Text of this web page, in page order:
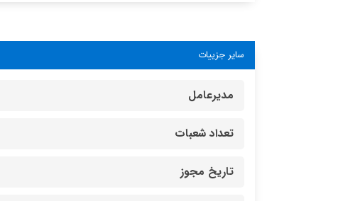
سایر جزییات
مدیرعامل
تعداد شعبات
تاریخ مجوز